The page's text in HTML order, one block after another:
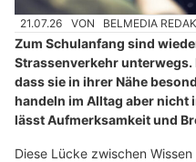
21.07.26 VON BELMEDIA
Zum Schulanfang sind
Strassenverkehr
dass sie in ihrer Nähe
handeln im Alltag aber nicht
lässt Aufmerksamkeit und
Diese Lücke zwischen